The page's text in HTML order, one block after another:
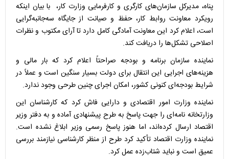
پناه، مدیرکل سازمان‌های کارگری و کارفرمایی وزارت کار، با بیان اینکه
رویکرد معاونت روابط کار، حفظ و صیانت از جایگاه سه‌جانبه‌گرایی
است، اعلام کرد این معاونت آمادگی کامل دارد تا آرای مکتوب و نظرات
اصلاحی تشکل‌ها را دریافت کند.
نماینده سازمان برنامه و بودجه صراحتاً اعلام کرد که بار مالی و
هزینه‌های اجرایی این انتقال برای دولت بسیار سنگین است و عملاً در
شرایط بودجه‌ای کنونی کشور، امکان اجرای چنین طرحی وجود ندارد.
نماینده وزارت امور اقتصادی و دارایی فاش کرد که کارشناسان این
وزارتخانه نامه‌ای را جهت پاسخ به طرح پیشنهادی آماده و به دفتر وزیر
اقتصاد ارسال کرده‌اند، اما هنوز پاسخ رسمی وزیر ابلاغ نشده است.
نماینده وزارت اقتصاد تأکید کرد طرح از منظر کارشناسی نیازمند بررسی
عمیق است و نباید شتاب‌زده عمل کرد.